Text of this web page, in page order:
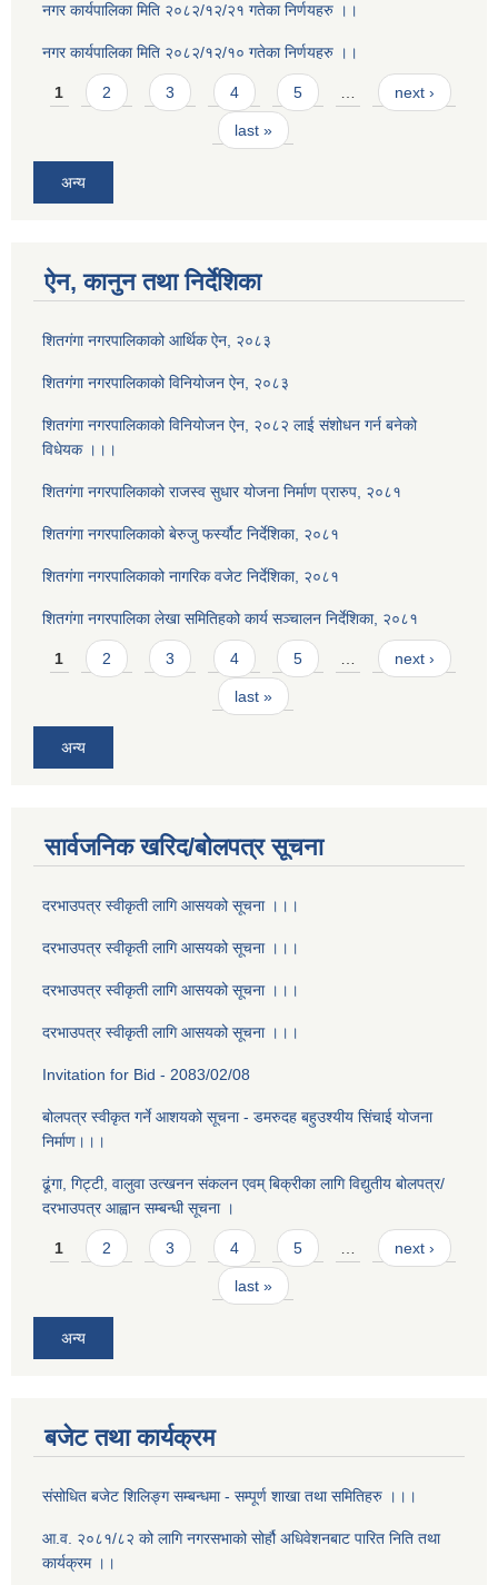
नगर कार्यपालिका मिति २०८२/१२/२१ गतेका निर्णयहरु ।।
नगर कार्यपालिका मिति २०८२/१२/१० गतेका निर्णयहरु ।।
Pages
1 2 3 4 5 … next ›
last »
अन्य
ऐन, कानुन तथा निर्देशिका
शितगंगा नगरपालिकाको आर्थिक ऐन, २०८३
शितगंगा नगरपालिकाको विनियोजन ऐन, २०८३
शितगंगा नगरपालिकाको विनियोजन ऐन, २०८२ लाई संशोधन गर्न बनेको
विधेयक ।।।
शितगंगा नगरपालिकाको राजस्व सुधार योजना निर्माण प्रारुप, २०८१
शितगंगा नगरपालिकाको बेरुजु फर्स्यौट निर्देशिका, २०८१
शितगंगा नगरपालिकाको नागरिक वजेट निर्देशिका, २०८१
शितगंगा नगरपालिका लेखा समितिहको कार्य सञ्चालन निर्देशिका, २०८१
Pages
1 2 3 4 5 next ›
last »
अन्य
सार्वजनिक खरिद/बोलपत्र सूचना
दरभाउपत्र स्वीकृती लागि आसयको सूचना ।।।
दरभाउपत्र स्वीकृती लागि आसयको सूचना ।।।
दरभाउपत्र स्वीकृती लागि आसयको सूचना ।।।
दरभाउपत्र स्वीकृती लागि आसयको सूचना ।।।
Invitation for Bid - 2083/02/08
बोलपत्र स्वीकृत गर्ने आशयको सूचना - डमरुदह बहुउश्यीय सिंचाई योजना
निर्माण।।।
ढूंगा, गिट्टी, वालुवा उत्खनन संकलन एवम् बिक्रीका लागि विद्युतीय बोलपत्र/
दरभाउपत्र आह्वान सम्बन्धी सूचना ।
Pages
1 2 3 4 5 … next ›
last »
अन्य
बजेट तथा कार्यक्रम
संसोधित बजेट शिलिङ्ग सम्बन्धमा - सम्पूर्ण शाखा तथा समितिहरु ।।।
आ.व. २०८१/८२ को लागि नगरसभाको सोर्हौ अधिवेशनबाट पारित निति तथा
कार्यक्रम ।।